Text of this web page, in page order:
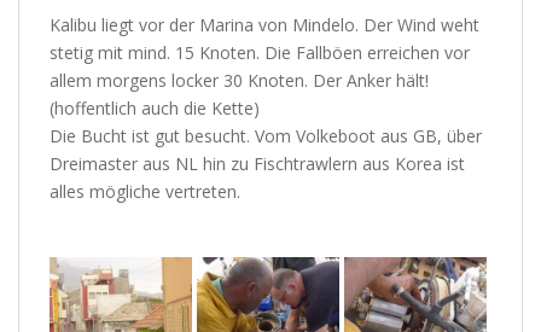
Kalibu liegt vor der Marina von Mindelo. Der Wind weht
stetig mit mind. 15 Knoten. Die Fallböen erreichen vor
allem morgens locker 30 Knoten. Der Anker hält!
(hoffentlich auch die Kette)
Die Bucht ist gut besucht. Vom Volkeboot aus GB, über
Dreimaster aus NL hin zu Fischtrawlern aus Korea ist
alles mögliche vertreten.